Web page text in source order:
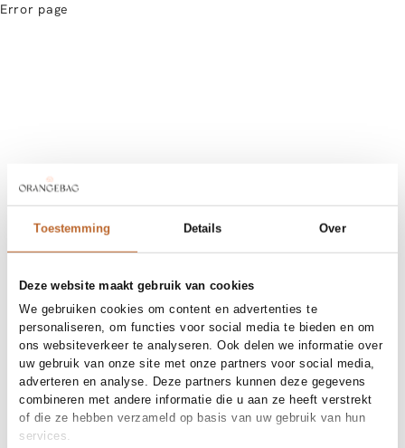
Toestemming Details Over
Deze website maakt gebruik van cookies
We gebruiken cookies om content en advertenties te
personaliseren, om functies voor social media te bieden en om
ons websiteverkeer te analyseren. Ook delen we informatie over
uw gebruik van onze site met onze partners voor social media,
adverteren en analyse. Deze partners kunnen deze gegevens
combineren met andere informatie die u aan ze heeft verstrekt
of die ze hebben verzameld op basis van uw gebruik van hun
services.
Error page